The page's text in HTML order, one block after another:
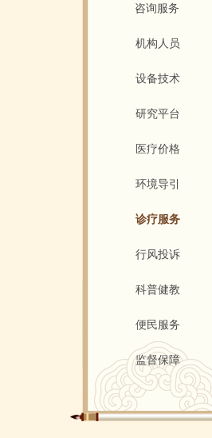
咨询服务
机构人员
设备技术
研究平台
医疗价格
环境导引
诊疗服务
行风投诉
科普健教
便民服务
监督保障